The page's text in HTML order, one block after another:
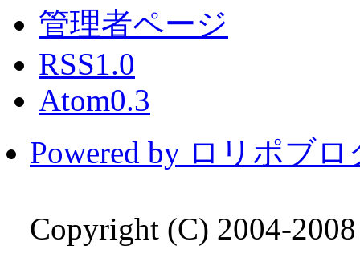
管理者ページ
RSS1.0
Atom0.3
Powered by ロリポブロ
Copyright (C) 2004-